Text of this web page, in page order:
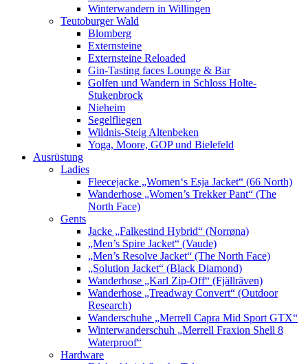
Winterwandern in Willingen
Teutoburger Wald
Blomberg
Externsteine
Externsteine Reloaded
Gin-Tasting faces Lounge & Bar
Golfen und Wandern in Schloss Holte-
Stukenbrock
Nieheim
Segelfliegen
Wildnis-Steig Altenbeken
Yoga, Moore, GOP und Bielefeld
Ausrüstung
Ladies
Fleecejacke „Women‘s Esja Jacket“ (66 North)
Wanderhose „Women’s Trekker Pant“ (The
North Face)
Gents
Jacke „Falkestind Hybrid“ (Norrøna)
„Men’s Spire Jacket“ (Vaude)
„Men’s Resolve Jacket“ (The North Face)
„Solution Jacket“ (Black Diamond)
Wanderhose „Karl Zip-Off“ (Fjällräven)
Wanderhose „Treadway Convert“ (Outdoor
Research)
Wanderschuhe „Merrell Capra Mid Sport GTX“
Winterwanderschuh „Merrell Fraxion Shell 8
Waterproof“
Hardware